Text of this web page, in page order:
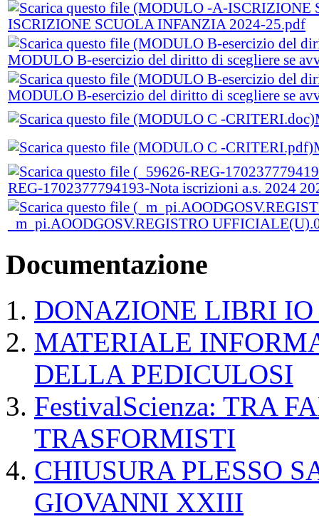
ISCRIZIONE SCUOLA INFANZIA 2024-25.pdf
MODULO B-esercizio del diritto di scegliere se
MODULO B-esercizio del diritto di scegliere se
REG-1702377794193-Nota iscrizioni a.s. 2024
_m_pi.AOODGOSV.REGISTRO
Documentazione
DONAZIONE LIBRI IO
MATERIALE
DELLA PEDICULOSI
FestivalScienza: TRA
TRASFORMISTI
CHIUSURA PLESSO
GIOVANNI XXIII